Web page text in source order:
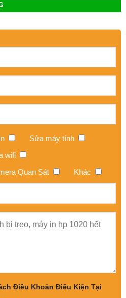
Sửa máy tính
wifi
Quan Sát Khác
Điều Khoản Điều Kiện Tại